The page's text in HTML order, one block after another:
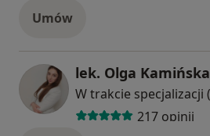
Umów
lek. Olga Kamińska
217 opinii